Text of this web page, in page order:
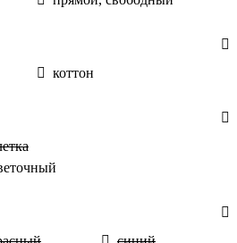
коттон